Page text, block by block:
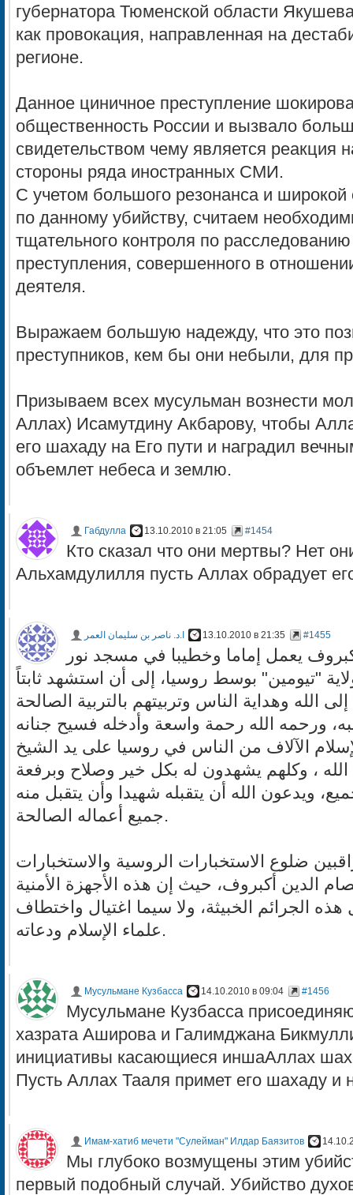
губернатора Тюменской области
как провокация, направленная на
регионе.
Данное циничное преступление
общественность России и вызвало
свидетельством чему является реакция
стороны ряда иностранных СМИ.
С учетом большого резонанса и широкой
по данному убийству, считаем
тщательного контроля по расследованию
преступления, совершенного в
деятеля.
Выражаем большую надежду, что это
преступников, кем бы они небыли, для
Призываем всех мусульман вознести
Аллах) Исамутдину Акбарову, чтобы
его шахаду на Его пути и наградил
объемлет небеса и землю.
Габдулла 13.10.2010 в 21:05 #1454
Кто сказал что они мертвы? Нет
Альхамдулилля пусть Аллах обрадует
ا.د. ناصر بن سليمان العمر 13.10.2010 в 21:35 #1455
يعمل إماما وخطيبا في مسجد نور
"تيومين" بوسط روسيا، إلى أن استشهد ثابتاً
الله وهداية الناس وتربيتهم بالتربية الصالحة
الآلاف من الناس في روسيا على يد الشيخ
، وكلهم يشهدون له بكل خير وصلاح وبرفعة
ويدعون الله أن يتقبله شهيدا وأن يتقبل منه
جميع أعماله الصالحة.
ضلوع الاستخبارات الروسية والاستخبارات
الدين أكبروف، حيث إن هذه الأجهزة الأمنية
الجرائم الخبيثة، ولا سيما اغتيال واختطاف
علماء الإسلام ودعاته.
Мусульмане Кузбасса 14.10.2010 в 09:04 #1456
Мусульмане Кузбасса
хазрата Аширова и Галимджана
инициативы касающиеся иншаАллах
Пусть Аллах Тааля примет его шахаду и
Имам-хатиб мечети "Сулейман" Илдар Баязитов
Мы глубоко возмущены этим
первый подобный случай. Убийство